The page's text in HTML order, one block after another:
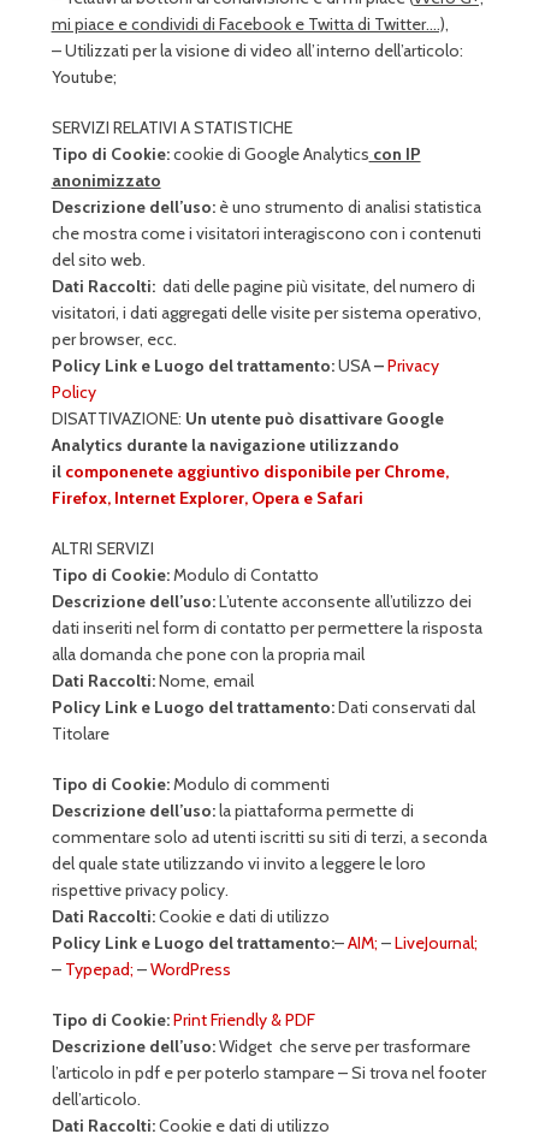
mi piace e condividi di Facebook e Twitta di Twitter….),
– Utilizzati per la visione di video all’interno dell’articolo:
Youtube;
SERVIZI RELATIVI A STATISTICHE
Tipo di Cookie:cookie di Google Analytics con IP
anonimizzato
Descrizione dell’uso: è uno strumento di analisi statistica
che mostra come i visitatori interagiscono con i contenuti
del sito web.
Dati Raccolti: dati delle pagine più visitate, del numero di
visitatori, i dati aggregati delle visite per sistema operativo,
per browser, ecc.
Policy Link e Luogo del trattamento:USA–Privacy
Policy
DISATTIVAZIONE: Un utente può disattivare Google
Analytics durante la navigazione utilizzando
il componenete aggiuntivo disponibile per Chrome,
Firefox, Internet Explorer, Opera e Safari
ALTRI SERVIZI
Tipo di Cookie:Modulo di Contatto
Descrizione dell’uso:L’utente acconsente all’utilizzo dei
dati inseriti nel form di contatto per permettere la risposta
alla domanda che pone con la propria mail
Dati Raccolti:Nome, email
Policy Link e Luogo del trattamento:Dati conservati dal
Titolare
Tipo di Cookie:Modulo di commenti
Descrizione dell’uso:la piattaforma permette di
commentare solo ad utenti iscritti su siti di terzi, a seconda
del quale state utilizzando vi invito a leggere le loro
rispettive privacy policy.
Dati Raccolti:Cookie e dati di utilizzo
Policy Link e Luogo del trattamento:–AIM; –LiveJournal;
– Typepad; –WordPress
Tipo di Cookie:Print Friendly & PDF
Descrizione dell’uso:Widget che serve per trasformare
l’articolo in pdf e per poterlo stampare – Si trova nel footer
dell’articolo.
Dati Raccolti:Cookie e dati di utilizzo